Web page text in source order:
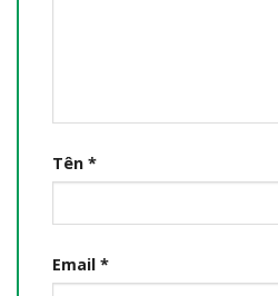
Tên *
Email *